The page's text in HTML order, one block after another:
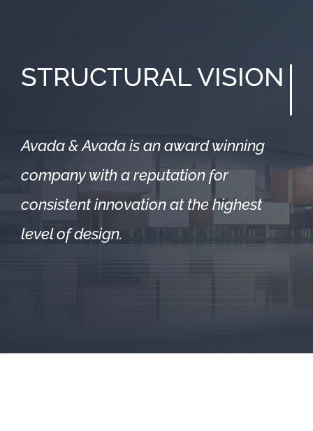
STRUCTURALVISION
Avada & Avada is an award winning
company with a reputation for
consistent innovation at the highest
level of design.